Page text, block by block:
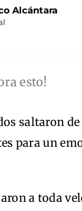
Alcántara
esto!
saltaron de
para un
a toda